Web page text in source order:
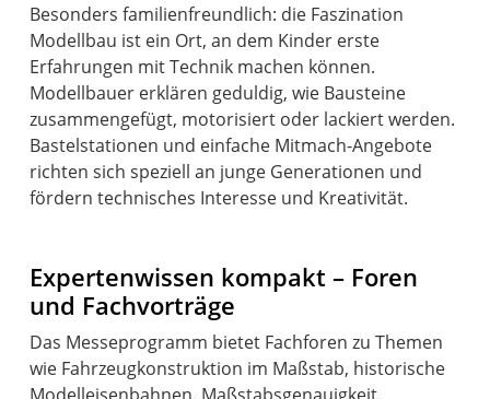
Besonders familienfreundlich: die Faszination
Modellbau ist ein Ort, an dem Kinder erste
Erfahrungen mit Technik machen können.
Modellbauer erklären geduldig, wie Bausteine
zusammengefügt, motorisiert oder lackiert werden.
Bastelstationen und einfache Mitmach-Angebote
richten sich speziell an junge Generationen und
Expertenwissen kompakt – Foren
und Fachvorträge
Das Messeprogramm bietet Fachforen zu Themen
wie Fahrzeugkonstruktion im Maßstab, historische